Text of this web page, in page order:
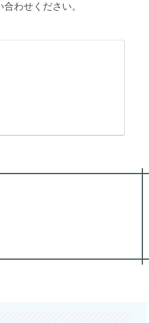
わせください。